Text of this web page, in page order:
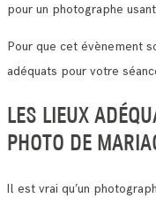
pour un photographe
Pour que cet évènement
adéquats pour votre
LES LIEUX
PHOTO DE
Il est vrai qu’un